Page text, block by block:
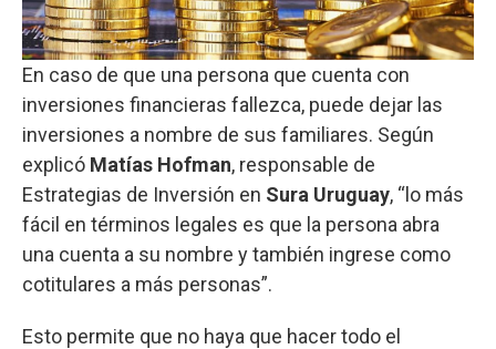
En caso de que una persona que cuenta con
inversiones financieras fallezca, puede dejar las
inversiones a nombre de sus familiares. Según
explicó Matías Hofman, responsable de
Estrategias de Inversión en Sura Uruguay, “lo más
fácil en términos legales es que la persona abra
una cuenta a su nombre y también ingrese como
cotitulares a más personas”.
Esto permite que no haya que hacer todo el